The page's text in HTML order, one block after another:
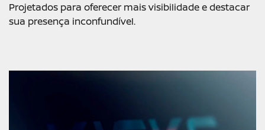
Projetados para oferecer mais visibilidade e destacar
sua presença inconfundível.